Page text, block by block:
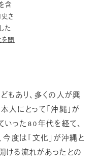
含
さ
た
を聞
もあり、多くの人が興
人にとって「沖縄」が
いった80年代を経て、
度は「文化」が沖縄と
ける流れがあったとの